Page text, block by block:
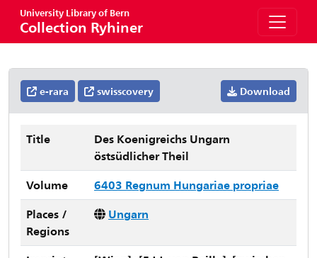
University Library of Bern
Collection Ryhiner
e-rara swisscovery Download
Title
Des Koenigreichs Ungarn
östsüdlicher Theil
Volume
6403 Regnum Hungariae propriae
Places /
Regions
Ungarn